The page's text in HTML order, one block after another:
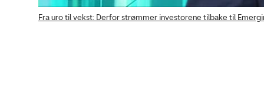
Fra uro til vekst: Derfor strømmer investorene tilbake til